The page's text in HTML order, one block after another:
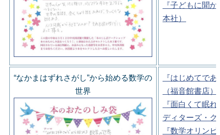
『子どもに聞
本社）
“なかまはずれさがし”から始める数学の
世界
『はじめてで
（福音館書店）
『面白くて眠
ディターズ・グ
『数学オリン